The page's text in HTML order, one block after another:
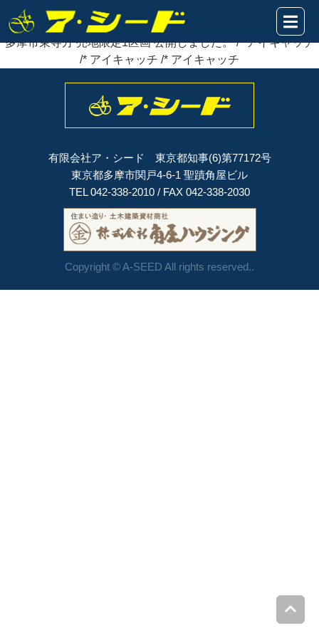
2020年02月21日
多摩市東寺方 売地限定1区画
多摩市東寺方 売地限定1区画 公開しました。 /* アイキャッチ
/* アイキャッチ /* アイキャッチ
有限会社ア・シード 東京都知事(6)第77172号
東京都多摩市関戸4-6-1 聖蹟角屋ビル
TEL 042-338-2010 / FAX 042-338-2030
Copyright © A-SEED All rights reserved..